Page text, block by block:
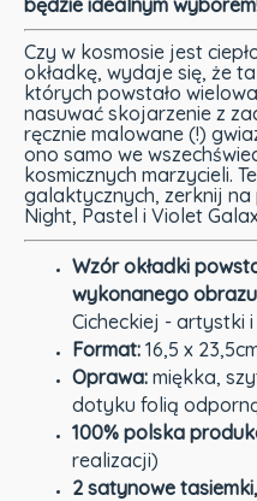
Czy w kosmosie jest
okładkę, wydaje się, że
których powstało
nasuwać skojarzenie z
ręcznie malowane (!)
ono samo we
kosmicznych marzycieli.
galaktycznych, zerknij na
Night, Pastel i Violet
Wzór okładki
wykonanego obrazu
Cicheckiej - artystki
Format:16,5 x
Oprawa:miękka,
dotyku folią
100% polska
realizacji)
2 satynowe